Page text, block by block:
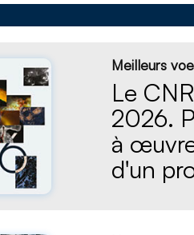
Meilleurs
Le
2026.
à
d'un